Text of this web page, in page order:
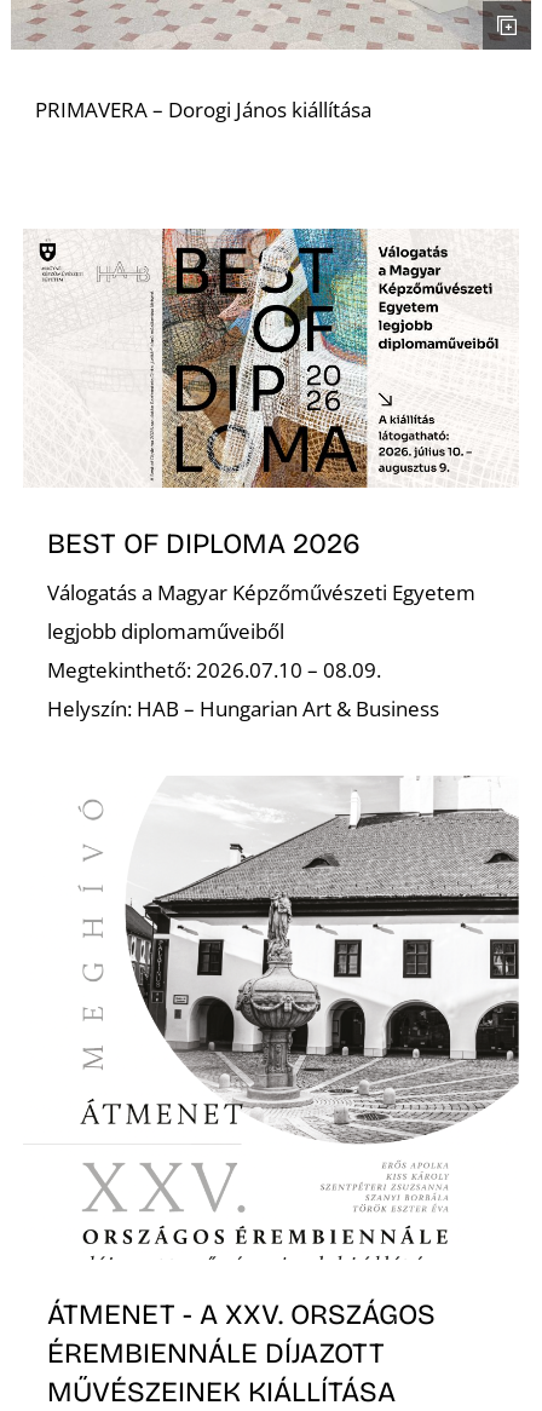
PRIMAVERA – Dorogi János kiállítása
BEST OF DIPLOMA 2026
Válogatás a Magyar Képzőművészeti Egyetem
legjobb diplomaműveiből
Megtekinthető: 2026.07.10 – 08.09.
Helyszín: HAB – Hungarian Art & Business
ÁTMENET - A XXV. ORSZÁGOS
ÉREMBIENNÁLE DÍJAZOTT
MŰVÉSZEINEK KIÁLLÍTÁSA